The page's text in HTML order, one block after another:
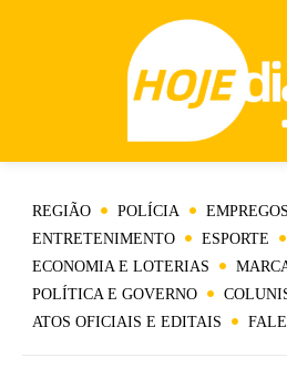
REGIÃO POLÍCIA
ENTRETENIMENTO
ESPORTE
ECONOMIA E LOTERIAS
POLÍTICA E GOVERNO
ATOS OFICIAIS E EDITAIS